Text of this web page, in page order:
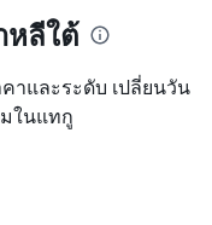
หลีใต้
าและระดับ เปลี่ยนวัน
ในแทกู